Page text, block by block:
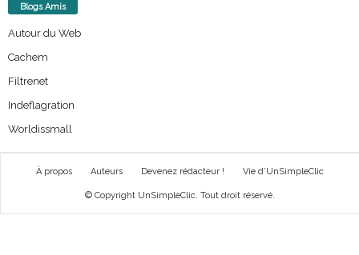
Blogs Amis
Autour du Web
Cachem
Filtrenet
Indeflagration
Worldissmall
À propos Auteurs Devenez rédacteur ! Vie d’UnSimpleClic
© Copyright UnSimpleClic. Tout droit réservé.